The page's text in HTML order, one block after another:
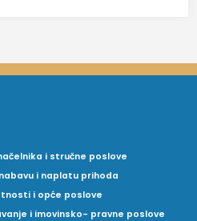
i stručne poslove
i naplatu prihoda
i opće poslove
i imovinsko- pravne poslove